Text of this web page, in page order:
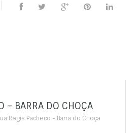
– BARRA DO CHOÇA
Regis Pacheco - Barra do Choça